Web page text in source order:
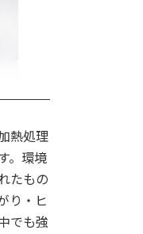
熱処理
。環境
たもの
り・ヒ
でも強